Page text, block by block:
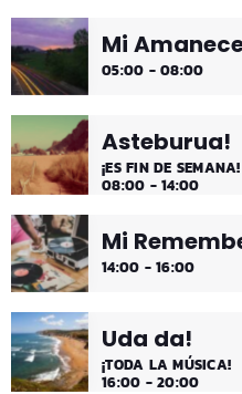
Mi
05:00 - 08:00
Asteburua!
¡ES FIN DE SEMANA!
08:00 - 14:00
Mi
14:00 - 16:00
Uda da!
¡TODA LA MÚSICA!
16:00 - 20:00